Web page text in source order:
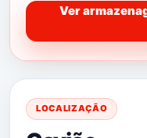
Ver
LOCALIZAÇÃO